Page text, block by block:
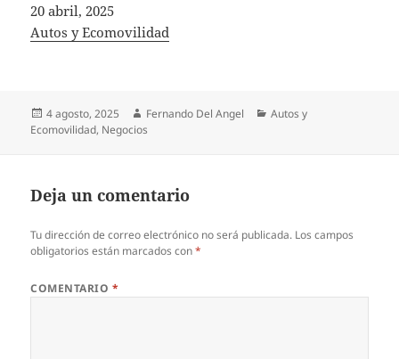
Fecha
20 abril, 2025
In relation to
Autos y Ecomovilidad
Publicado
el
4 agosto, 2025 Autor
Fernando Del Angel Categorías
Autos y
Ecomovilidad, Negocios
Deja un comentario
Tu dirección de correo electrónico no será publicada. Los campos
obligatorios están marcados con*
COMENTARIO *